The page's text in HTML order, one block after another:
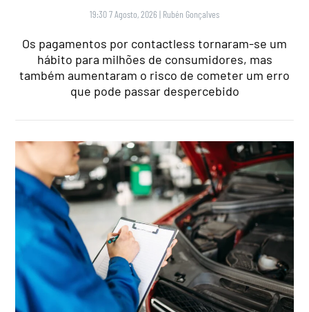
19:30 7 Agosto, 2026 | Rubén Gonçalves
Os pagamentos por contactless tornaram-se um
hábito para milhões de consumidores, mas
também aumentaram o risco de cometer um erro
que pode passar despercebido